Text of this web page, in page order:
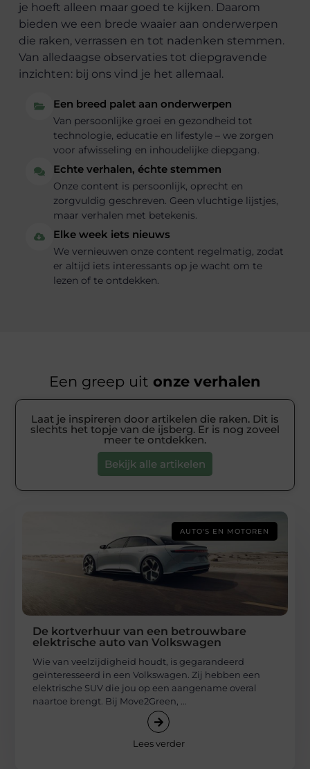
je hoeft alleen maar goed te kijken. Daarom
bieden we een brede waaier aan onderwerpen
die raken, verrassen en tot nadenken stemmen.
Van alledaagse observaties tot diepgravende
inzichten: bij ons vind je het allemaal.
Een breed palet aan onderwerpen
Van persoonlijke groei en gezondheid tot
technologie, educatie en lifestyle – we zorgen
voor afwisseling en inhoudelijke diepgang.
Echte verhalen, échte stemmen
Onze content is persoonlijk, oprecht en
zorgvuldig geschreven. Geen vluchtige lijstjes,
maar verhalen met betekenis.
Elke week iets nieuws
We vernieuwen onze content regelmatig, zodat
er altijd iets interessants op je wacht om te
lezen of te ontdekken.
Een greep uit onze verhalen
Laat je inspireren door artikelen die raken. Dit is
slechts het topje van de ijsberg. Er is nog zoveel
meer te ontdekken.
Bekijk alle artikelen
AUTO'S EN MOTOREN
De kortverhuur van een betrouwbare
elektrische auto van Volkswagen
Wie van veelzijdigheid houdt, is gegarandeerd
geïnteresseerd in een Volkswagen. Zij hebben een
elektrische SUV die jou op een aangename overal
naartoe brengt. Bij Move2Green, ...
Lees verder